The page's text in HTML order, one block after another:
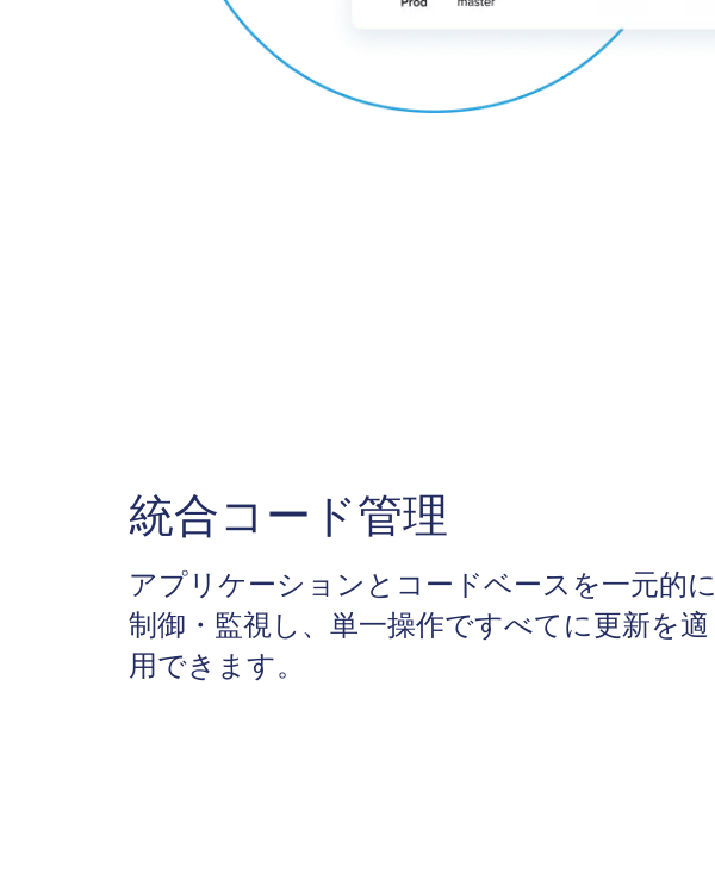
統合コード管理
アプリケーションとコードベースを一元的に
制御・監視し、単一操作ですべてに更新を適
用できます。